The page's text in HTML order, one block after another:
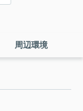
周辺環境